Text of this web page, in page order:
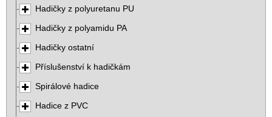
Hadičky z polyuretanu PU
Hadičky z polyamidu PA
Hadičky ostatní
Příslušenství k hadičkám
Spirálové hadice
Hadice z PVC